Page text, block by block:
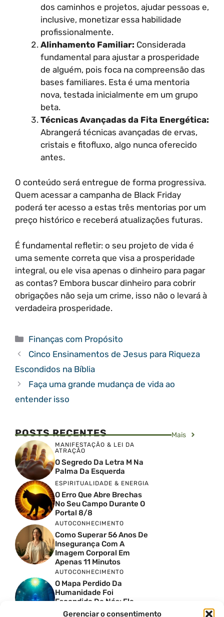
Gerenciar o consentimento
dos caminhos e projetos, ajudar pessoas e,
inclusive, monetizar essa habilidade
profissionalmente.
Alinhamento Familiar: Considerada
fundamental para ajustar a prosperidade
de alguém, pois foca na compreensão das
bases familiares. Esta é uma mentoria
nova, testada inicialmente em um grupo
beta.
Técnicas Avançadas da Fita Energética:
Abrangerá técnicas avançadas de ervas,
cristais e fitofluxo, algo nunca oferecido
antes.
O conteúdo será entregue de forma progressiva.
Quem acessar a campanha de Black Friday
poderá ter acesso a estas três mentorias por um
preço histórico e receberá atualizações futuras.
É fundamental refletir: o seu projeto de vida é
uma semente correta que visa a prosperidade
integral, ou ele visa apenas o dinheiro para pagar
as contas? Embora buscar dinheiro para cobrir
obrigações não seja um crime, isso não o levará à
verdadeira prosperidade.
Categorias
Finanças com Propósito
Cinco Ensinamentos de Jesus para Riqueza
Escondidos na Bíblia
Faça uma grande mudança de vida ao
entender isso
POSTS RECENTES Mais
MANIFESTAÇÃO & LEI DA
ATRAÇÃO
O Segredo Da Letra M Na
Palma Da Esquerda
ESPIRITUALIDADE & ENERGIA
O Erro Que Abre Brechas
No Seu Campo Durante O
Portal 8/8
AUTOCONHECIMENTO
Como Superar 56 Anos De
Insegurança Com A
Imagem Corporal Em
Apenas 11 Minutos
AUTOCONHECIMENTO
O Mapa Perdido Da
Humanidade Foi
Escondido De Nós: Ele
Revela O Que Acontece A